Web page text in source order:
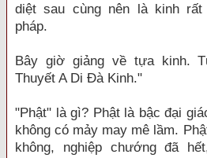
diệt sau cùng nên là kinh
pháp.
Bây giờ giảng về tựa kinh.
Thuyết A Di Đà Kinh."
"Phật" là gì? Phật là bậc đại
không có mảy may mê lầm.
không, nghiệp chướng đã